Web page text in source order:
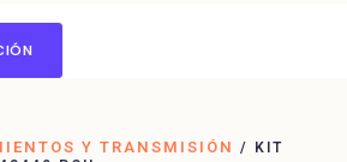
Y TRANSMISIÓN / KIT